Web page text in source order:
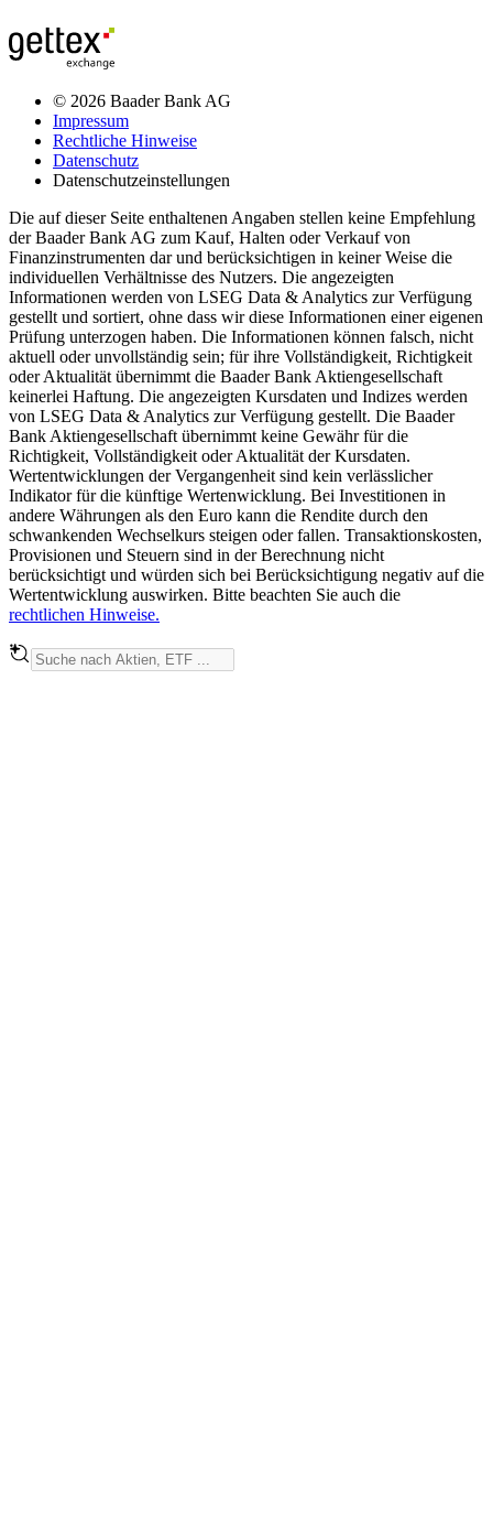
© 2026 Baader Bank AG
Impressum
Rechtliche Hinweise
Datenschutz
Datenschutzeinstellungen
Die auf dieser Seite enthaltenen Angaben stellen keine Empfehlung
der Baader Bank AG zum Kauf, Halten oder Verkauf von
Finanzinstrumenten dar und berücksichtigen in keiner Weise die
individuellen Verhältnisse des Nutzers. Die angezeigten
Informationen werden von LSEG Data & Analytics zur Verfügung
gestellt und sortiert, ohne dass wir diese Informationen einer eigenen
Prüfung unterzogen haben. Die Informationen können falsch, nicht
aktuell oder unvollständig sein; für ihre Vollständigkeit, Richtigkeit
oder Aktualität übernimmt die Baader Bank Aktiengesellschaft
keinerlei Haftung. Die angezeigten Kursdaten und Indizes werden
von LSEG Data & Analytics zur Verfügung gestellt. Die Baader
Bank Aktiengesellschaft übernimmt keine Gewähr für die
Richtigkeit, Vollständigkeit oder Aktualität der Kursdaten.
Wertentwicklungen der Vergangenheit sind kein verlässlicher
Indikator für die künftige Wertenwicklung. Bei Investitionen in
andere Währungen als den Euro kann die Rendite durch den
schwankenden Wechselkurs steigen oder fallen. Transaktionskosten,
Provisionen und Steuern sind in der Berechnung nicht
berücksichtigt und würden sich bei Berücksichtigung negativ auf die
Wertentwicklung auswirken. Bitte beachten Sie auch die
rechtlichen Hinweise.